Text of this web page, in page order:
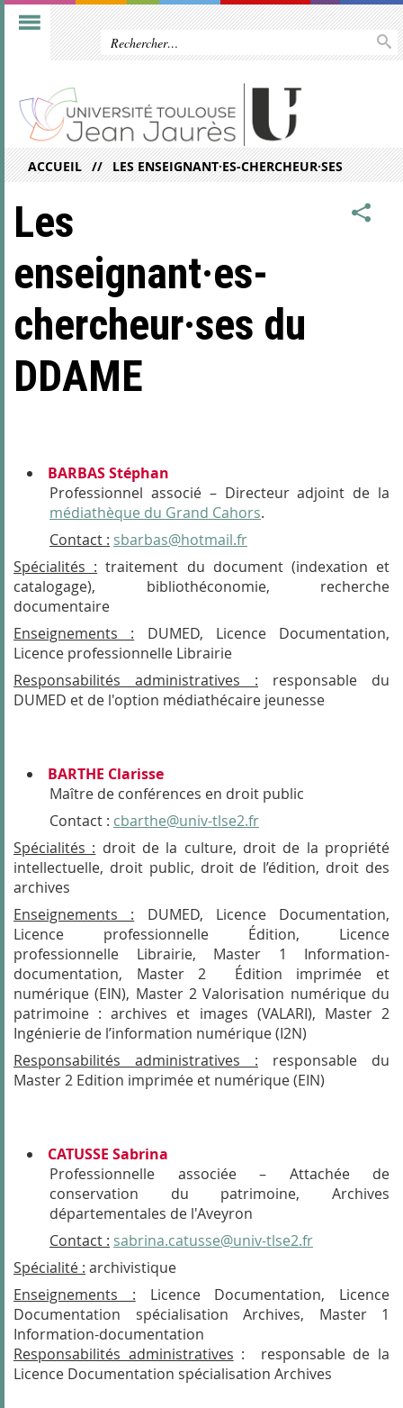
ACCUEIL LES ENSEIGNANT·ES-CHERCHEUR·SES
Les
enseignant·es-
chercheur·ses du
DDAME
BARBAS Stéphan
Professionnel associé – Directeur adjoint de la
médiathèque du Grand Cahors.
Contact : sbarbas@hotmail.fr
Spécialités : traitement du document (indexation et
catalogage), bibliothéconomie, recherche
documentaire
Enseignements : DUMED, Licence Documentation,
Licence professionnelle Librairie
Responsabilités administratives : responsable du
DUMED et de l'option médiathécaire jeunesse
BARTHE Clarisse
Maître de conférences en droit public
Contact : cbarthe@univ-tlse2.fr
Spécialités : droit de la culture, droit de la propriété
intellectuelle, droit public, droit de l’édition, droit des
archives
Enseignements : DUMED, Licence Documentation,
Licence professionnelle Édition, Licence
professionnelle Librairie, Master 1 Information-
documentation, Master 2 Édition imprimée et
numérique (EIN), Master 2 Valorisation numérique du
patrimoine : archives et images (VALARI), Master 2
Ingénierie de l’information numérique (I2N)
Responsabilités administratives : responsable du
Master 2 Edition imprimée et numérique (EIN)
CATUSSE Sabrina
Professionnelle associée – Attachée de
conservation du patrimoine, Archives
départementales de l'Aveyron
Contact : sabrina.catusse@univ-tlse2.fr
Spécialité : archivistique
Enseignements : Licence Documentation, Licence
Documentation spécialisation Archives, Master 1
Information-documentation
Responsabilités administratives : responsable de la
Licence Documentation spécialisation Archives